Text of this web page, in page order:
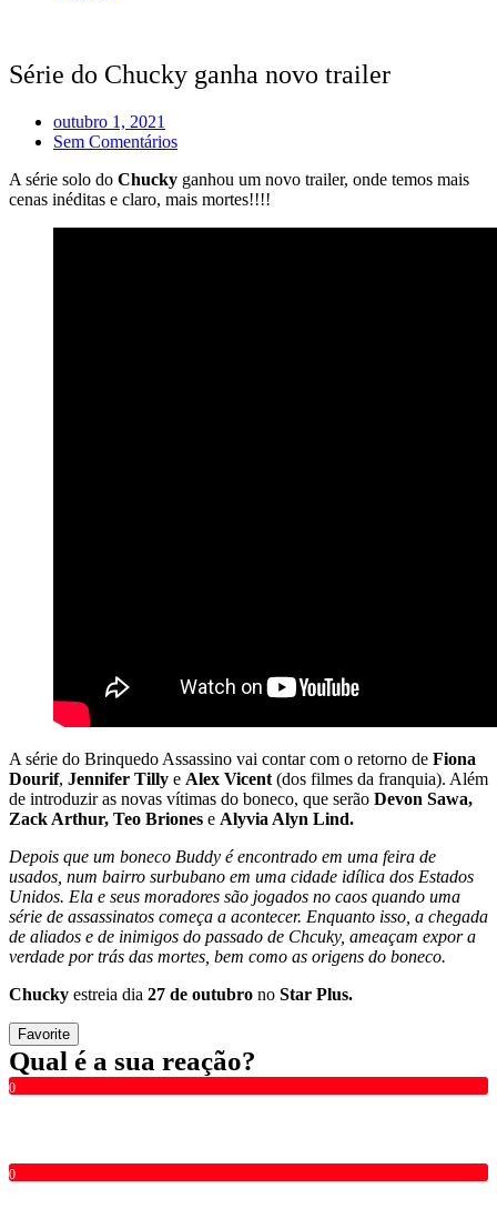
Série do Chucky ganha novo trailer
outubro 1, 2021
Sem Comentários
A série solo do Chucky ganhou um novo trailer, onde temos mais
cenas inéditas e claro, mais mortes!!!!
A série do Brinquedo Assassino vai contar com o retorno de Fiona
Dourif, Jennifer Tilly e Alex Vicent (dos filmes da franquia). Além
de introduzir as novas vítimas do boneco, que serão Devon Sawa,
Zack Arthur, Teo Briones e Alyvia Alyn Lind.
Depois que um boneco Buddy é encontrado em uma feira de
usados, num bairro surbubano em uma cidade idílica dos Estados
Unidos. Ela e seus moradores são jogados no caos quando uma
série de assassinatos começa a acontecer. Enquanto isso, a chegada
de aliados e de inimigos do passado de Chcuky, ameaçam expor a
verdade por trás das mortes, bem como as origens do boneco.
Chucky estreia dia 27 de outubro no Star Plus.
Favorite
Qual é a sua reação?
0
0